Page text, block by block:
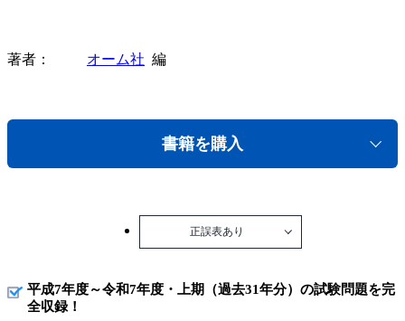
著者 オーム社 編
書籍を購入
正誤表あり
平成7年度～令和7年度・上期（過去31年分）の試験問題を完
全収録！